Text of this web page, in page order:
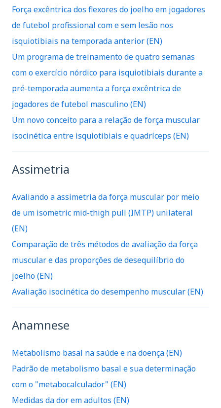
Força excêntrica dos flexores do joelho em jogadores
de futebol profissional com e sem lesão nos
isquiotibiais na temporada anterior (EN)
Um programa de treinamento de quatro semanas
com o exercício nórdico para isquiotibiais durante a
pré-temporada aumenta a força excêntrica de
jogadores de futebol masculino (EN)
Um novo conceito para a relação de força muscular
isocinética entre isquiotibiais e quadríceps (EN)
Assimetria
Avaliando a assimetria da força muscular por meio
de um isometric mid-thigh pull (IMTP) unilateral
(EN)
Comparação de três métodos de avaliação da força
muscular e das proporções de desequilíbrio do
joelho (EN)
Avaliação isocinética do desempenho muscular (EN)
Anamnese
Metabolismo basal na saúde e na doença (EN)
Padrão de metabolismo basal e sua determinação
com o "metabocalculador" (EN)
Medidas da dor em adultos (EN)